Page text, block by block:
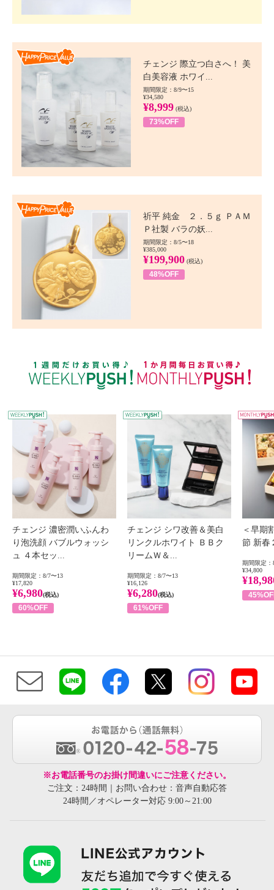
チェンジ 際立つ白さへ！ 美
白美容液 ホワイ...
期間限定：8/9〜15
¥34,580
¥8,999 (税込)
73%OFF
祈平 純金 ２．５ｇ ＰＡＭ
Ｐ社製 バラの妖...
期間限定：8/5〜18
¥385,000
¥199,900 (税込)
48%OFF
WEEKLY PUSH
チェンジ 濃密潤いふんわ
り泡洗顔 バブルウォッシ
ュ ４本セッ...
期間限定：8/7〜13
¥17,820
¥6,980(税込)
60%OFF
チェンジ シワ改善＆美白
リンクルホワイト ＢＢク
リームＷ＆...
期間限定：8/7〜13
¥16,126
¥6,280(税込)
61%OFF
＜早期
節 新春
期間限定：
¥34,800
※お電話番号のお掛け間違いにご注意ください。
ご注文：24時間｜お問い合わせ：音声自動応答
24時間／オペレーター対応 9:00～21:00